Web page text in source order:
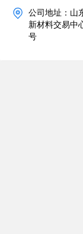
公司地址：山
新材料交易中
号